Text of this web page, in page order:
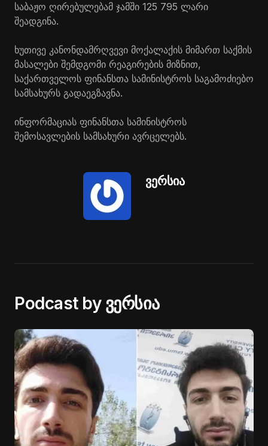
საბაჟო ღირებულებამ ჯამში 125 795 ლარი
შეადგინა.
ხუთივე კანონდამრღვევი მოქალაქის მიმართ საქმის
მასალები შემდგომი რეაგირების მიზნით,
საქართველოს ფინანსთა სამინისტროს საგამოძიებო
სამსახურს გადაეგზავნა.
ინფორმაციას ფინანსთა სამინისტროს
შემოსავლების სამსახური ავრცელებს.
ვერსია
Podcast by ვერსია